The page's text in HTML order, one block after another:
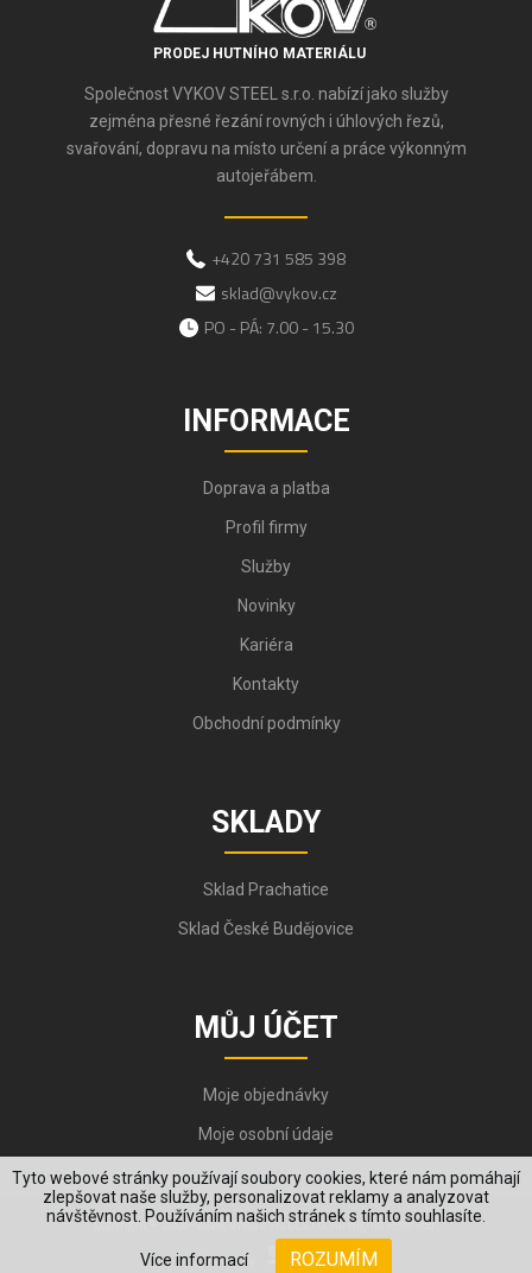
Tyto webové stránky používají soubory cookies, které nám pomáhají
zlepšovat naše služby, personalizovat reklamy a analyzovat
návštěvnost. Používáním našich stránek s tímto souhlasíte.
Více informací ROZUMÍM
PRODEJ HUTNÍHO MATERIÁLU
Společnost VYKOV STEEL s.r.o. nabízí jako služby
zejména přesné řezání rovných i úhlových řezů,
svařování, dopravu na místo určení a práce výkonným
autojeřábem.
+420 731 585 398
sklad@vykov.cz
PO - PÁ: 7.00 - 15.30
INFORMACE
Doprava a platba
Profil firmy
Služby
Novinky
Kariéra
Kontakty
Obchodní podmínky
SKLADY
Sklad Prachatice
Sklad České Budějovice
MŮJ ÚČET
Moje objednávky
Moje osobní údaje
Copyright © 2006-2026, VYKOV STEEL s.r.o. All Rights Reserved.
Created by